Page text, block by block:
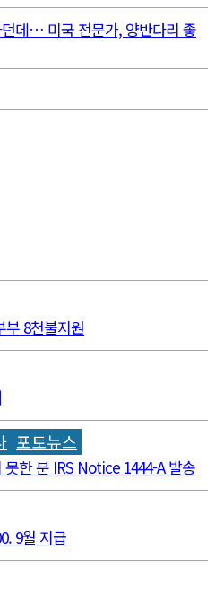
데… 미국 전문가, 양반다리 좋
부 8천불지원
포토뉴스
한 분 IRS Notice 1444-A 발송
9월 지급